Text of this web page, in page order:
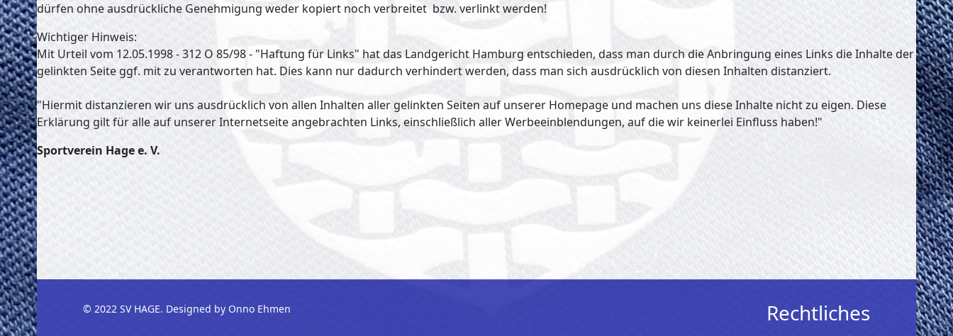
dürfen ohne ausdrückliche Genehmigung weder kopiert noch verbreitet bzw. verlinkt werden!
Wichtiger Hinweis:
Mit Urteil vom 12.05.1998 - 312 O 85/98 - "Haftung für Links" hat das Landgericht Hamburg entschieden, dass man durch die Anbringung eines Links die Inhalte der
gelinkten Seite ggf. mit zu verantworten hat. Dies kann nur dadurch verhindert werden, dass man sich ausdrücklich von diesen Inhalten distanziert.
"Hiermit distanzieren wir uns ausdrücklich von allen Inhalten aller gelinkten Seiten auf unserer Homepage und machen uns diese Inhalte nicht zu eigen. Diese
Erklärung gilt für alle auf unserer Internetseite angebrachten Links, einschließlich aller Werbeeinblendungen, auf die wir keinerlei Einfluss haben!"
Sportverein Hage e. V.
© 2022 SV HAGE. Designed by Onno Ehmen Rechtliches